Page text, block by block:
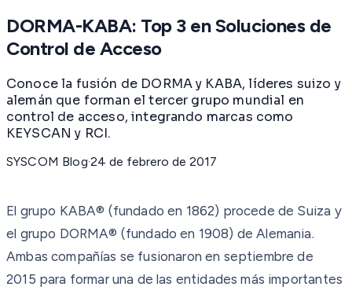
DORMA-KABA: Top 3 en Soluciones de
Control de Acceso
Conoce la fusión de DORMA y KABA, líderes suizo y
alemán que forman el tercer grupo mundial en
control de acceso, integrando marcas como
KEYSCAN y RCI.
SYSCOM Blog·24 de febrero de 2017
El grupo KABA® (fundado en 1862) procede de Suiza y
el grupo DORMA® (fundado en 1908) de Alemania.
Ambas compañías se fusionaron en septiembre de
2015 para formar una de las entidades más importantes